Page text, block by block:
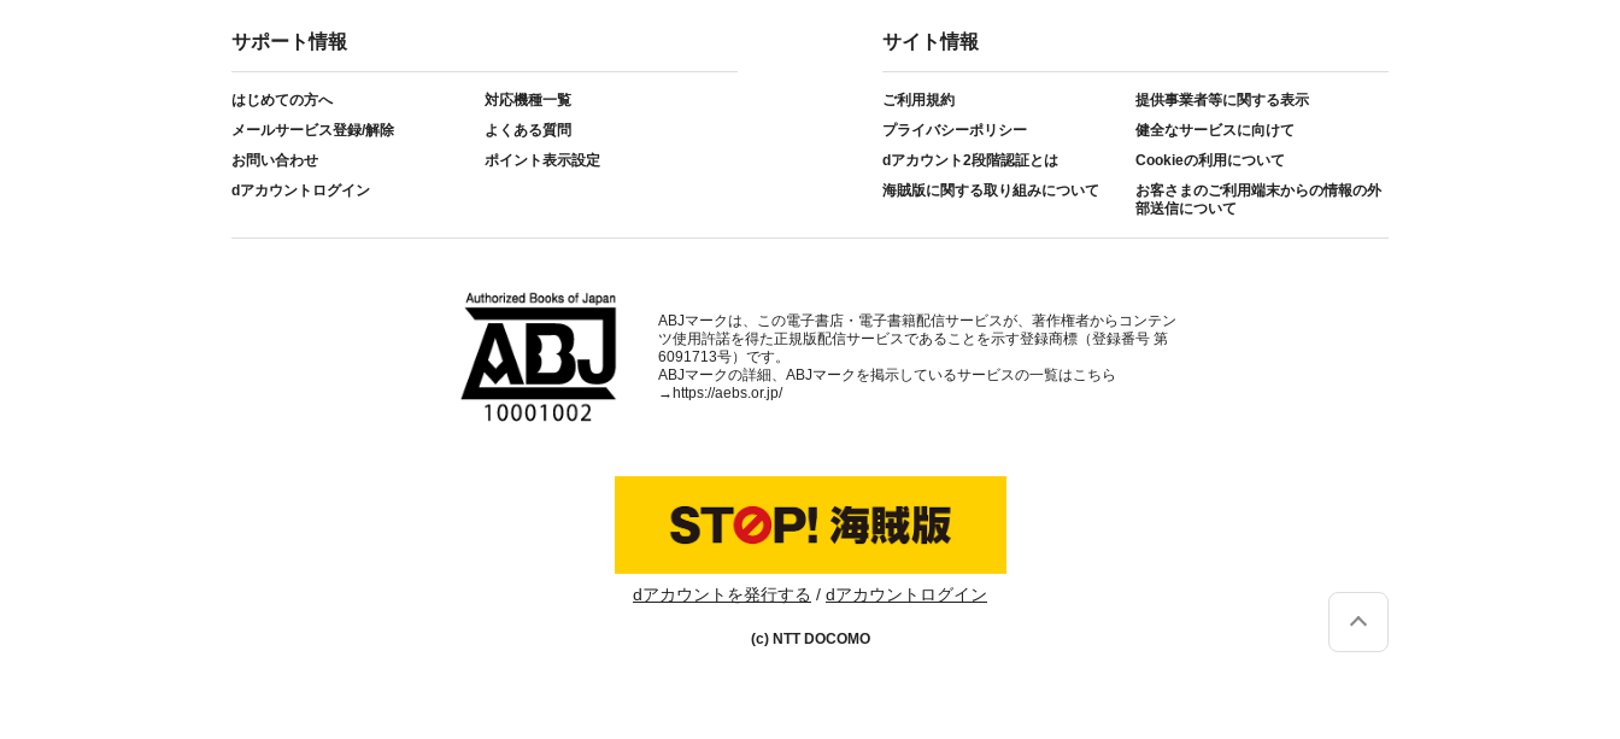
サポート情報
はじめての方へ
対応機種一覧
メールサービス登録/解除
よくある質問
お問い合わせ
ポイント表示設定
dアカウントログイン
サイト情報
ご利用規約
提供事業者等に関する表示
プライバシーポリシー
健全なサービスに向けて
dアカウント2段階認証とは
Cookieの利用について
海賊版に関する取り組みについて
お客さまのご利用端末からの情報の外
部送信について
ABJマークは、この電子書店・電子書籍配信サービスが、著作権者からコンテン
ツ使用許諾を得た正規版配信サービスであることを示す登録商標（登録番号 第
6091713号）です。
ABJマークの詳細、ABJマークを掲示しているサービスの一覧はこちら
→https://aebs.or.jp/
dアカウントを発行する dアカウントログイン
(c) NTT DOCOMO